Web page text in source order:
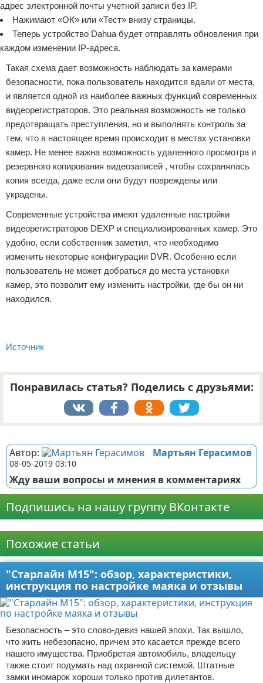
адрес электронной почты учетной записи без IP.
Нажимают «ОК» или «Тест» внизу страницы.
Теперь устройство Dahua будет отправлять обновления при
каждом изменении IP-адреса.
Такая схема дает возможность наблюдать за камерами
безопасности, пока пользователь находится вдали от места,
и является одной из наиболее важных функций современных
видеорегистраторов. Это реальная возможность не только
предотвращать преступления, но и выполнять контроль за
тем, что в настоящее время происходит в местах установки
камер. Не менее важна возможность удаленного просмотра и
резервного копирования видеозаписей , чтобы сохранялась
копия всегда, даже если они будут повреждены или
украдены.
Современные устройства имеют удаленные настройки
видеорегистраторов DEXP и специализированных камер. Это
удобно, если собственник заметил, что необходимо
изменить некоторые конфигурации DVR. Особенно если
пользователь не может добраться до места установки
камер, это позволит ему изменить настройки, где бы он ни
находился.
Источник
Понравилась статья? Поделись с друзьями:
Автор: Мартьян Герасимов
08-05-2019 03:10
Жду ваши вопросы и мнения в комментариях
Подпишись на нашу группу ВКонтакте
Похожие статьи
"Старлайн М15": обзор, характеристики,
инструкция по настройке маяка и отзывы
Безопасность – это слово-девиз нашей эпохи. Так вышло,
что жить небезопасно, причем это касается прежде всего
нашего имущества. Приобретая автомобиль, владельцу
также стоит подумать над охранной системой. Штатные
замки иномарок хороши только против дилетантов.